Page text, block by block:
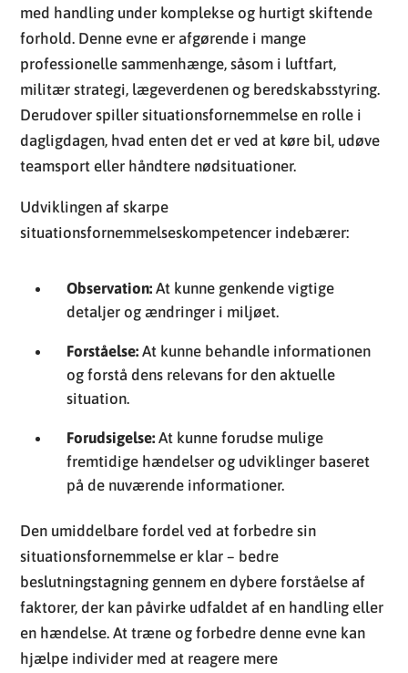
med handling under komplekse og hurtigt skiftende
forhold. Denne evne er afgørende i mange
professionelle sammenhænge, såsom i luftfart,
militær strategi, lægeverdenen og beredskabsstyring.
Derudover spiller situationsfornemmelse en rolle i
dagligdagen, hvad enten det er ved at køre bil, udøve
teamsport eller håndtere nødsituationer.
Udviklingen af skarpe
situationsfornemmelseskompetencer indebærer:
Observation: At kunne genkende vigtige
detaljer og ændringer i miljøet.
Forståelse: At kunne behandle informationen
og forstå dens relevans for den aktuelle
situation.
Forudsigelse: At kunne forudse mulige
fremtidige hændelser og udviklinger baseret
på de nuværende informationer.
Den umiddelbare fordel ved at forbedre sin
situationsfornemmelse er klar – bedre
beslutningstagning gennem en dybere forståelse af
faktorer, der kan påvirke udfaldet af en handling eller
en hændelse. At træne og forbedre denne evne kan
hjælpe individer med at reagere mere